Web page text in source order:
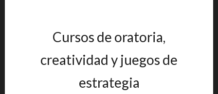
Cursos de oratoria,
creatividad y juegos de
estrategia